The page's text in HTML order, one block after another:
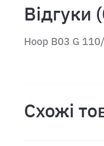
Відгуки
Hoop B03 G
Схожі